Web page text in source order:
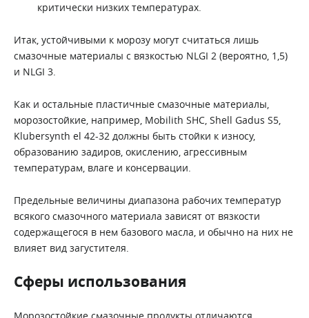
критически низких температурах.
Итак, устойчивыми к морозу могут считаться лишь
смазочные материалы с вязкостью NLGI 2 (вероятно, 1,5)
и NLGI 3.
Как и остальные пластичные смазочные материалы,
морозостойкие, например, Mobilith SHC, Shell Gadus S5,
Klubersynth el 42-32 должны быть стойки к износу,
образованию задиров, окислению, агрессивным
температурам, влаге и консервации.
Предельные величины диапазона рабочих температур
всякого смазочного материала зависят от вязкости
содержащегося в нем базового масла, и обычно на них не
влияет вид загустителя.
Сферы использования